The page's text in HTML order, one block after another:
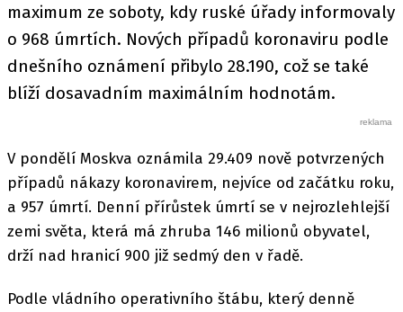
maximum ze soboty, kdy ruské úřady informovaly
o 968 úmrtích. Nových případů koronaviru podle
dnešního oznámení přibylo 28.190, což se také
blíží dosavadním maximálním hodnotám.
V pondělí Moskva oznámila 29.409 nově potvrzených
případů nákazy koronavirem, nejvíce od začátku roku,
a 957 úmrtí. Denní přírůstek úmrtí se v nejrozlehlejší
zemi světa, která má zhruba 146 milionů obyvatel,
drží nad hranicí 900 již sedmý den v řadě.
Podle vládního operativního štábu, který denně